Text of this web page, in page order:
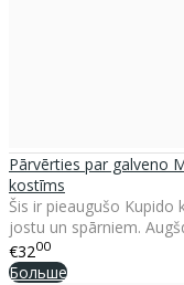
Pārvērties par galveno
kostīms
Šis ir pieaugušo
jostu un spārniem.
€3200
Больше